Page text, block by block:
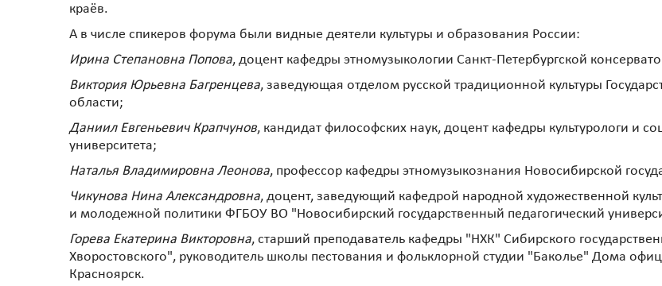
краёв.
А в числе спикеров форума были видные деятели культуры и образования России:
Ирина Степановна Попова, доцент кафедры этномузыкологии Санкт-Петербургской
Виктория Юрьевна Багренцева, заведующая отделом русской традиционной культуры
области;
Даниил Евгеньевич Крапчунов, кандидат философских наук, доцент кафедры культурологи и
университета;
Наталья Владимировна Леонова, профессор кафедры этномузыкознания Новосибирской
Чикунова Нина Александровна, доцент, заведующий кафедрой народной художественной
и молодежной политики ФГБОУ ВО "Новосибирский государственный педагогический
Горева Екатерина Викторовна, старший преподаватель кафедры "НХК" Сибирского
Хворостовского", руководитель школы пестования и фольклорной студии "Баколье" Дома
Красноярск.